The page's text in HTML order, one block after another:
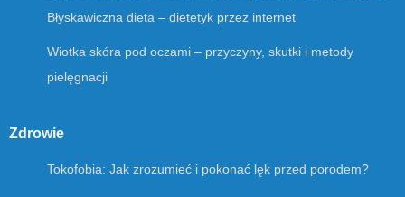
Błyskawiczna dieta – dietetyk przez internet
Wiotka skóra pod oczami – przyczyny, skutki i metody
pielęgnacji
Zdrowie
Tokofobia: Jak zrozumieć i pokonać lęk przed porodem?